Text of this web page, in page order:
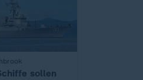
sollen